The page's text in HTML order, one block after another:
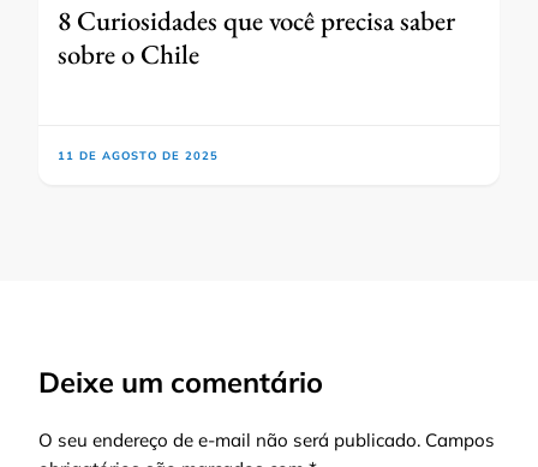
8 Curiosidades que você precisa saber
sobre o Chile
11 DE AGOSTO DE 2025
Deixe um comentário
O seu endereço de e-mail não será publicado. Campos